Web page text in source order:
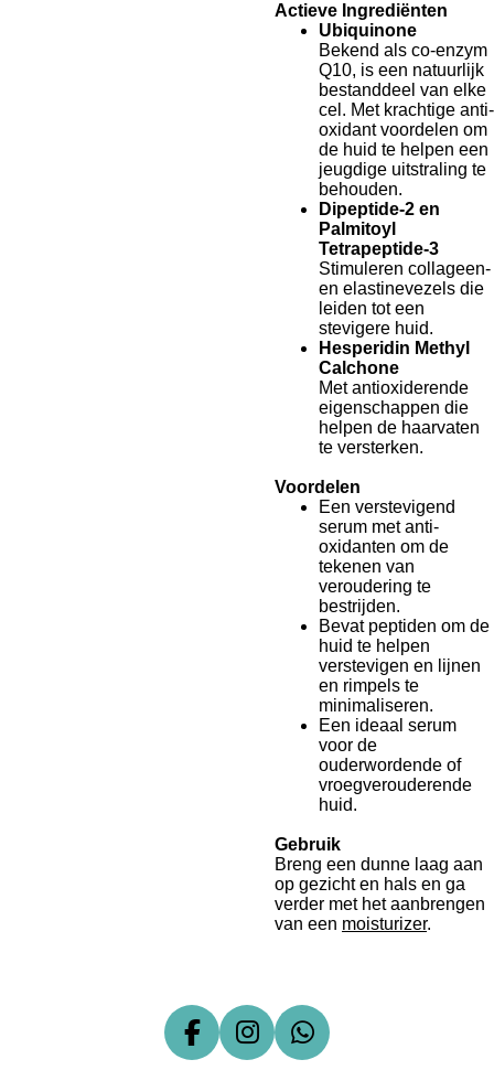
Actieve Ingrediënten
Ubiquinone
Bekend als co-enzym
Q10, is een natuurlijk
bestanddeel van elke
cel. Met krachtige anti-
oxidant voordelen om
de huid te helpen een
jeugdige uitstraling te
behouden.
Dipeptide-2 en
Palmitoyl
Tetrapeptide-3
Stimuleren collageen-
en elastinevezels die
leiden tot een
stevigere huid.
Hesperidin Methyl
Calchone
Met antioxiderende
eigenschappen die
helpen de haarvaten
te versterken.
Voordelen
Een verstevigend
serum met anti-
oxidanten om de
tekenen van
veroudering te
bestrijden.
Bevat peptiden om de
huid te helpen
verstevigen en lijnen
en rimpels te
minimaliseren.
Een ideaal serum
voor de
ouderwordende of
vroegverouderende
huid.
Gebruik
Breng een dunne laag aan
op gezicht en hals en ga
verder met het aanbrengen
van een moisturizer.
F
I
W